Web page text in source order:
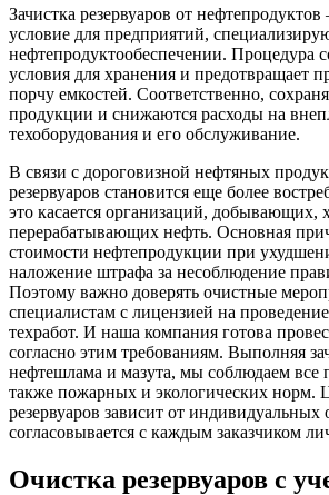
Зачистка резервуаров от нефтепродуктов
условие для предприятий,
нефтепродуктообеспечении. Процедура
условия для хранения и предотвращает
порчу емкостей. Соответственно,
продукции и снижаются расходы на
техоборудования и его обслуживание.
В связи с дороговизной нефтяных
резервуаров становится еще более
это касается организаций, добывающих,
перерабатывающих нефть. Основная
стоимости нефтепродукции при
наложение штрафа за несоблюдение
Поэтому важно доверять очистные
специалистам с лицензией на
техработ. И наша компания готова
согласно этим требованиям. Выполняя
нефтешлама и мазута, мы соблюдаем
также пожарных и экологических норм.
резервуаров зависит от индивидуальных
согласовывается с каждым заказчиком
Очистка резервуаров с